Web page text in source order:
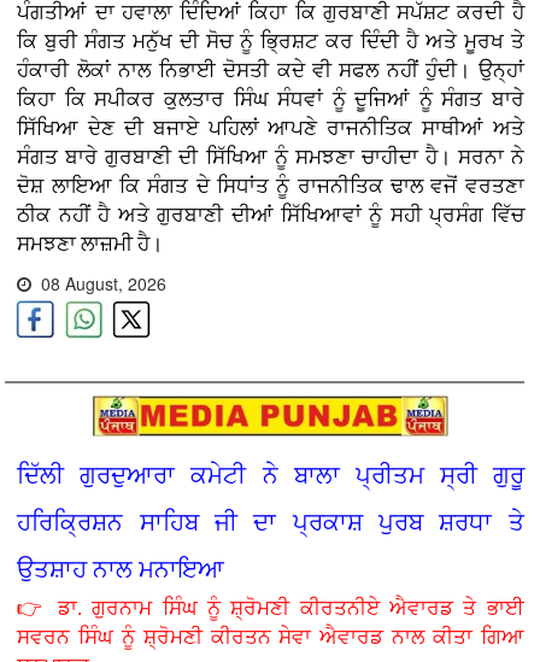
ਪੰਗਤੀਆਂ ਦਾ ਹਵਾਲਾ ਦਿੰਦਿਆਂ ਕਿਹਾ ਕਿ ਗੁਰਬਾਣੀ ਸਪੱਸ਼ਟ ਕਰਦੀ ਹੈ
ਕਿ ਬੁਰੀ ਸੰਗਤ ਮਨੁੱਖ ਦੀ ਸੋਚ ਨੂੰ ਭ੍ਰਿਸ਼ਟ ਕਰ ਦਿੰਦੀ ਹੈ ਅਤੇ ਮੂਰਖ ਤੇ
ਹੰਕਾਰੀ ਲੋਕਾਂ ਨਾਲ ਨਿਭਾਈ ਦੋਸਤੀ ਕਦੇ ਵੀ ਸਫਲ ਨਹੀਂ ਹੁੰਦੀ। ਉਨ੍ਹਾਂ
ਕਿਹਾ ਕਿ ਸਪੀਕਰ ਕੁਲਤਾਰ ਸਿੰਘ ਸੰਧਵਾਂ ਨੂੰ ਦੂਜਿਆਂ ਨੂੰ ਸੰਗਤ ਬਾਰੇ
ਸਿੱਖਿਆ ਦੇਣ ਦੀ ਬਜਾਏ ਪਹਿਲਾਂ ਆਪਣੇ ਰਾਜਨੀਤਿਕ ਸਾਥੀਆਂ ਅਤੇ
ਸੰਗਤ ਬਾਰੇ ਗੁਰਬਾਣੀ ਦੀ ਸਿੱਖਿਆ ਨੂੰ ਸਮਝਣਾ ਚਾਹੀਦਾ ਹੈ। ਸਰਨਾ ਨੇ
ਦੋਸ਼ ਲਾਇਆ ਕਿ ਸੰਗਤ ਦੇ ਸਿਧਾਂਤ ਨੂੰ ਰਾਜਨੀਤਿਕ ਢਾਲ ਵਜੋਂ ਵਰਤਣਾ
ਠੀਕ ਨਹੀਂ ਹੈ ਅਤੇ ਗੁਰਬਾਣੀ ਦੀਆਂ ਸਿੱਖਿਆਵਾਂ ਨੂੰ ਸਹੀ ਪ੍ਰਸੰਗ ਵਿੱਚ
ਸਮਝਣਾ ਲਾਜ਼ਮੀ ਹੈ।
08 August, 2026
ਦਿੱਲੀ ਗੁਰਦੁਆਰਾ ਕਮੇਟੀ ਨੇ ਬਾਲਾ ਪ੍ਰੀਤਮ ਸ੍ਰੀ ਗੁਰੂ
ਹਰਿਕ੍ਰਿਸ਼ਨ ਸਾਹਿਬ ਜੀ ਦਾ ਪ੍ਰਕਾਸ਼ ਪੁਰਬ ਸ਼ਰਧਾ ਤੇ
ਉਤਸ਼ਾਹ ਨਾਲ ਮਨਾਇਆ
👉 ਡਾ. ਗੁਰਨਾਮ ਸਿੰਘ ਨੂੰ ਸ਼੍ਰੋਮਣੀ ਕੀਰਤਨੀਏ ਐਵਾਰਡ ਤੇ ਭਾਈ
ਸਵਰਨ ਸਿੰਘ ਨੂੰ ਸ਼੍ਰੋਮਣੀ ਕੀਰਤਨ ਸੇਵਾ ਐਵਾਰਡ ਨਾਲ ਕੀਤਾ ਗਿਆ